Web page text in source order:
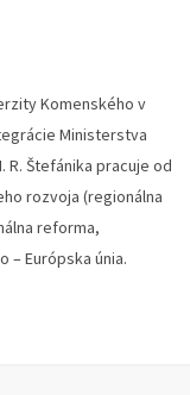
Komenského v
Ministerstva
R. Štefánika pracuje od
rozvoja (regionálna
reforma,
– Európska únia.